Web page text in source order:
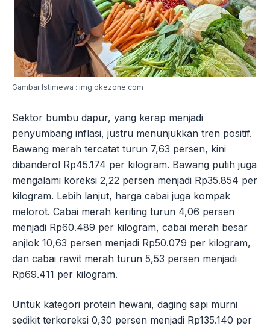
Gambar Istimewa : img.okezone.com
Sektor bumbu dapur, yang kerap menjadi
penyumbang inflasi, justru menunjukkan tren positif.
Bawang merah tercatat turun 7,63 persen, kini
dibanderol Rp45.174 per kilogram. Bawang putih juga
mengalami koreksi 2,22 persen menjadi Rp35.854 per
kilogram. Lebih lanjut, harga cabai juga kompak
melorot. Cabai merah keriting turun 4,06 persen
menjadi Rp60.489 per kilogram, cabai merah besar
anjlok 10,63 persen menjadi Rp50.079 per kilogram,
dan cabai rawit merah turun 5,53 persen menjadi
Rp69.411 per kilogram.
Untuk kategori protein hewani, daging sapi murni
sedikit terkoreksi 0,30 persen menjadi Rp135.140 per